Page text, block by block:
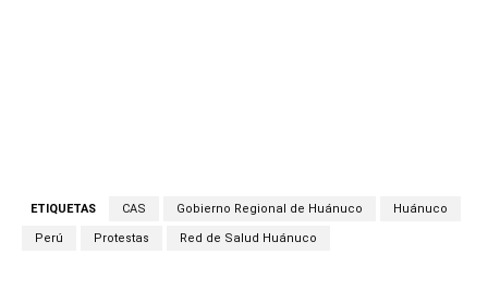
ETIQUETAS CAS Gobierno Regional de Huánuco Huánuco
Perú Protestas Red de Salud Huánuco